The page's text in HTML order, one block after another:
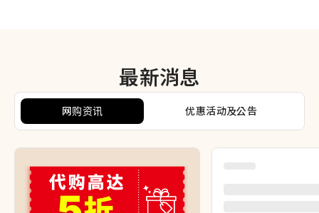
最新消息
网购资讯 优惠活动及公告